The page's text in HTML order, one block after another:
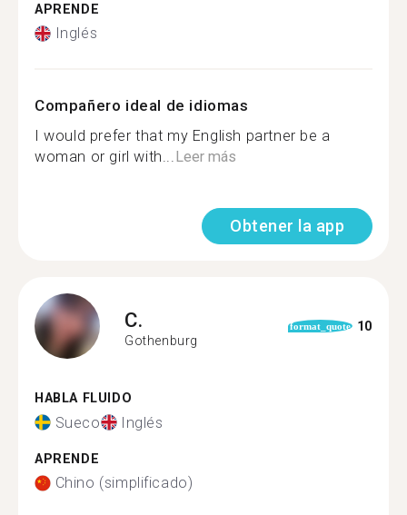
APRENDE
Inglés
Compañero ideal de idiomas
I would prefer that my English partner be a
woman or girl with...Leer más
Obtener la app
C.
Gothenburg
format_quote 10
HABLA FLUIDO
Sueco Inglés
APRENDE
Chino (simplificado)